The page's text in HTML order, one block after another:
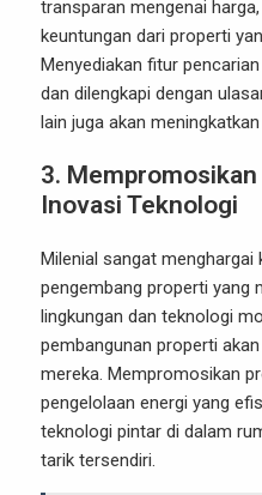
transparan mengenai
keuntungan dari properti
Menyediakan fitur
dan dilengkapi dengan
lain juga akan
3.
Inovasi Teknologi
Milenial sangat menghargai
pengembang properti yang
lingkungan dan teknologi
pembangunan properti
mereka. Mempromosikan
pengelolaan energi yang
teknologi pintar di dalam
tarik tersendiri.